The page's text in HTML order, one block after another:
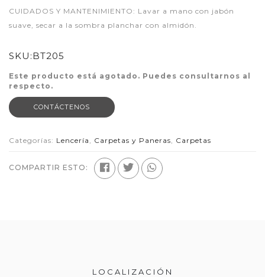
CUIDADOS Y MANTENIMIENTO: Lavar a mano con jabón
suave, secar a la sombra planchar con almidón.
SKU:BT205
Este producto está agotado. Puedes consultarnos al
respecto.
CONTÁCTENOS
Categorías: Lencería , Carpetas y Paneras, Carpetas
COMPARTIR ESTO:
LOCALIZACIÓN